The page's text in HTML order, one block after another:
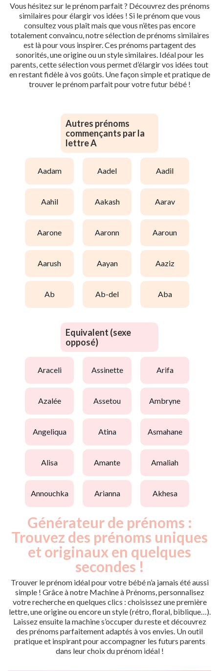
Vous hésitez sur le prénom parfait ? Découvrez des prénoms
similaires pour élargir vos idées ! Si le prénom que vous
consultez vous plaît mais que vous n’êtes pas encore
totalement convaincu, notre sélection de prénoms similaires
est là pour vous inspirer. Ces prénoms partagent des
sonorités, une origine ou un style similaires. Idéal pour les
parents, cette sélection vous permet d’élargir vos idées tout
en restant fidèle à vos goûts. Une façon simple et pratique de
trouver le prénom parfait pour votre futur bébé !
Autres prénoms
commençants par la
lettre A
aadam aadel aadil
aahil aakash aarav
aarone aaronn aaroun
aarush aayan aaziz
ab ab-del aba
Equivalent (sexe
opposé)
araceli assinette arifa
azalée assetou ambryne
angeliqua atina asmahane
alisa amante amaliah
annouchka arianna akhesa
Générateur de prénoms :
Trouvez des prénoms uniques
et originaux en quelques
secondes !
Trouver le prénom idéal pour votre bébé n’a jamais été aussi
simple ! Grâce à notre Machine à Prénoms, personnalisez
votre recherche en quelques clics : choisissez une première
lettre, une origine ou encore un style (rétro, floral, biblique…).
Laissez ensuite la machine s’occuper du reste et découvrez
des prénoms parfaitement adaptés à vos envies. Un outil
pratique et inspirant pour accompagner les futurs parents
dans leur choix du prénom idéal !